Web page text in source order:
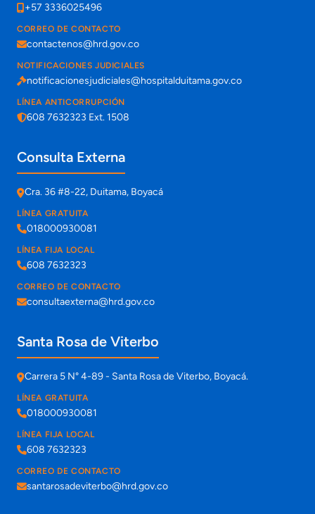
+57 3336025496
CORREO DE CONTACTO
contactenos@hrd.gov.co
NOTIFICACIONES JUDICIALES
notificacionesjudiciales@hospitalduitama.gov.co
LÍNEA ANTICORRUPCIÓN
608 7632323 Ext. 1508
Consulta Externa
Cra. 36 #8-22, Duitama, Boyacá
LÍNEA GRATUITA
018000930081
LÍNEA FIJA LOCAL
608 7632323
CORREO DE CONTACTO
consultaexterna@hrd.gov.co
Santa Rosa de Viterbo
Carrera 5 N° 4-89 - Santa Rosa de Viterbo, Boyacá.
LÍNEA GRATUITA
018000930081
LÍNEA FIJA LOCAL
608 7632323
CORREO DE CONTACTO
santarosadeviterbo@hrd.gov.co